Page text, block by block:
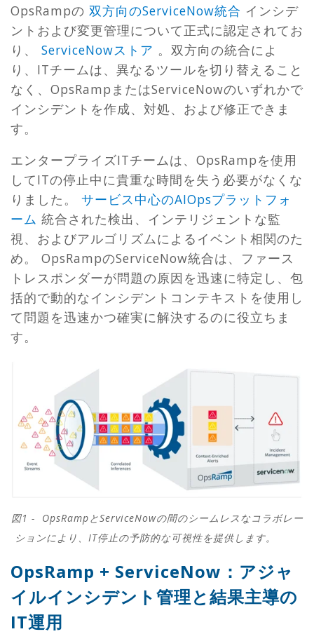
OpsRampの 双方向のServiceNow統合 インシデ
ントおよび変更管理について正式に認定されてお
り、 ServiceNowストア 。双方向の統合によ
り、ITチームは、異なるツールを切り替えること
なく、OpsRampまたはServiceNowのいずれかで
インシデントを作成、対処、および修正できま
す。
エンタープライズITチームは、OpsRampを使用
してITの停止中に貴重な時間を失う必要がなくな
りました。 サービス中心のAIOpsプラットフォ
ーム 統合された検出、インテリジェントな監
視、およびアルゴリズムによるイベント相関のた
め。 OpsRampのServiceNow統合は、ファース
トレスポンダーが問題の原因を迅速に特定し、包
括的で動的なインシデントコンテキストを使用し
て問題を迅速かつ確実に解決するのに役立ちま
す。
図1 - OpsRampとServiceNowの間のシームレスなコラボレー
ションにより、IT停止の予防的な可視性を提供します。
OpsRamp + ServiceNow：アジャ
イルインシデント管理と結果主導の
IT運用